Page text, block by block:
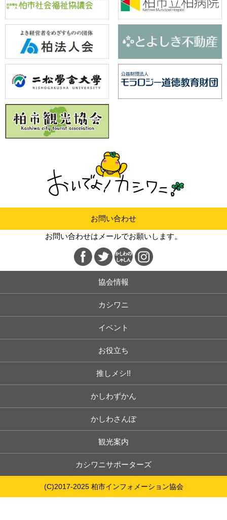
お問い合わせ
お問い合わせはメールでお願いします。
協会情報
カシワニ
イベント
お役立ち
推しメシ!!
かしわずかん
かしわさんぽ
観光案内
カシワニサポーターズ
(C)2017-2025 柏市インフォメーション協会